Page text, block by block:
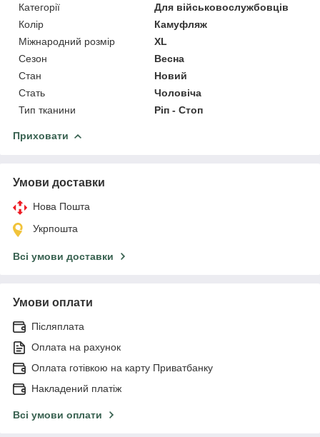
Категорії
Для військовослужбовців
Колір
Камуфляж
Міжнародний розмір
XL
Сезон
Весна
Стан
Новий
Стать
Чоловіча
Тип тканини
Ріп - Стоп
Приховати
Умови доставки
Нова Пошта
Укрпошта
Всі умови доставки
Умови оплати
Післяплата
Оплата на рахунок
Оплата готівкою на карту Приватбанку
Накладений платіж
Всі умови оплати